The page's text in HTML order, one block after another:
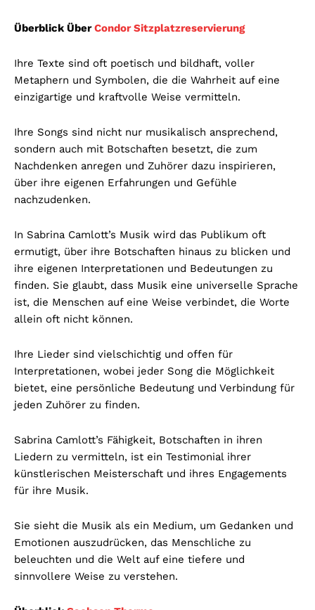
Überblick ÜberCondor Sitzplatzreservierung
Ihre Texte sind oft poetisch und bildhaft, voller
Metaphern und Symbolen, die die Wahrheit auf eine
einzigartige und kraftvolle Weise vermitteln.
Ihre Songs sind nicht nur musikalisch ansprechend,
sondern auch mit Botschaften besetzt, die zum
Nachdenken anregen und Zuhörer dazu inspirieren,
über ihre eigenen Erfahrungen und Gefühle
nachzudenken.
In Sabrina Camlott’s Musik wird das Publikum oft
ermutigt, über ihre Botschaften hinaus zu blicken und
ihre eigenen Interpretationen und Bedeutungen zu
finden. Sie glaubt, dass Musik eine universelle Sprache
ist, die Menschen auf eine Weise verbindet, die Worte
allein oft nicht können.
Ihre Lieder sind vielschichtig und offen für
Interpretationen, wobei jeder Song die Möglichkeit
bietet, eine persönliche Bedeutung und Verbindung für
jeden Zuhörer zu finden.
Sabrina Camlott’s Fähigkeit, Botschaften in ihren
Liedern zu vermitteln, ist ein Testimonial ihrer
künstlerischen Meisterschaft und ihres Engagements
für ihre Musik.
Sie sieht die Musik als ein Medium, um Gedanken und
Emotionen auszudrücken, das Menschliche zu
beleuchten und die Welt auf eine tiefere und
sinnvollere Weise zu verstehen.